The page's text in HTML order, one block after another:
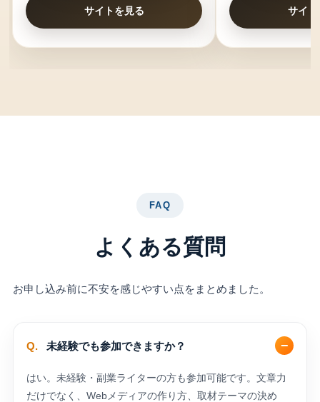
サイトを見る サイ
FAQ
よくある質問
お申し込み前に不安を感じやすい点をまとめました。
Q. 未経験でも参加できますか？
はい。未経験・副業ライターの方も参加可能です。文章力
だけでなく、Webメディアの作り方、取材テーマの決め